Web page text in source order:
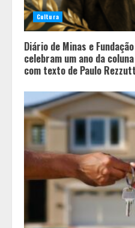
Cultura
Diário de Minas e
celebram um ano da
com texto de Paulo